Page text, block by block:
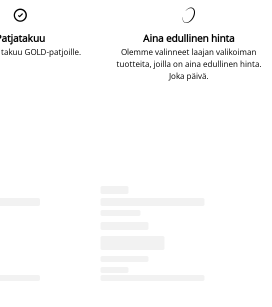

GOLD-patjoille.

Aina edullinen hinta
Olemme valinneet laajan valikoiman
tuotteita, joilla on aina edullinen hinta.
Joka päivä.